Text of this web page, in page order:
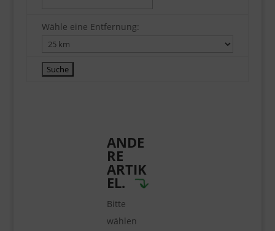
Wähle eine Entfernung:
ANDE
RE
ARTIK
EL.
Bitte
wählen